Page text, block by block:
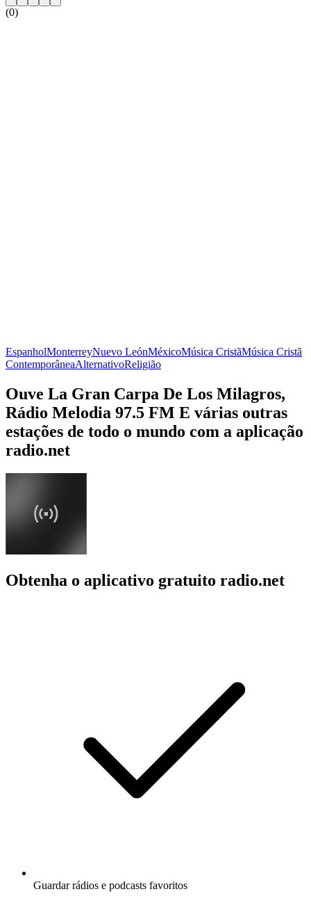
(0)
EspanholMonterreyNuevo LeónMéxicoMúsica CristãMúsica Cristã
ContemporâneaAlternativoReligião
Ouve La Gran Carpa De Los Milagros,
Rádio Melodia 97.5 FM E várias outras
estações de todo o mundo com a aplicação
radio.net
Obtenha o aplicativo gratuito radio.net
Guardar rádios e podcasts favoritos